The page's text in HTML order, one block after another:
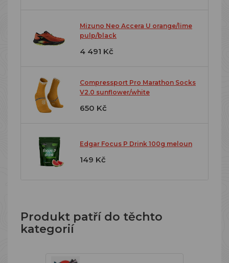
Mizuno Neo Accera U orange/lime
pulp/black
4 491 Kč
Compressport Pro Marathon Socks
V2.0 sunflower/white
650 Kč
Edgar Focus P Drink 100g meloun
149 Kč
Produkt patří do těchto
kategorií